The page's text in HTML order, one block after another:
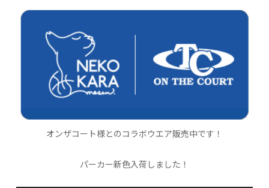
オンザコート様とのコラボウエア販売中です！
パーカー新色入荷しました！